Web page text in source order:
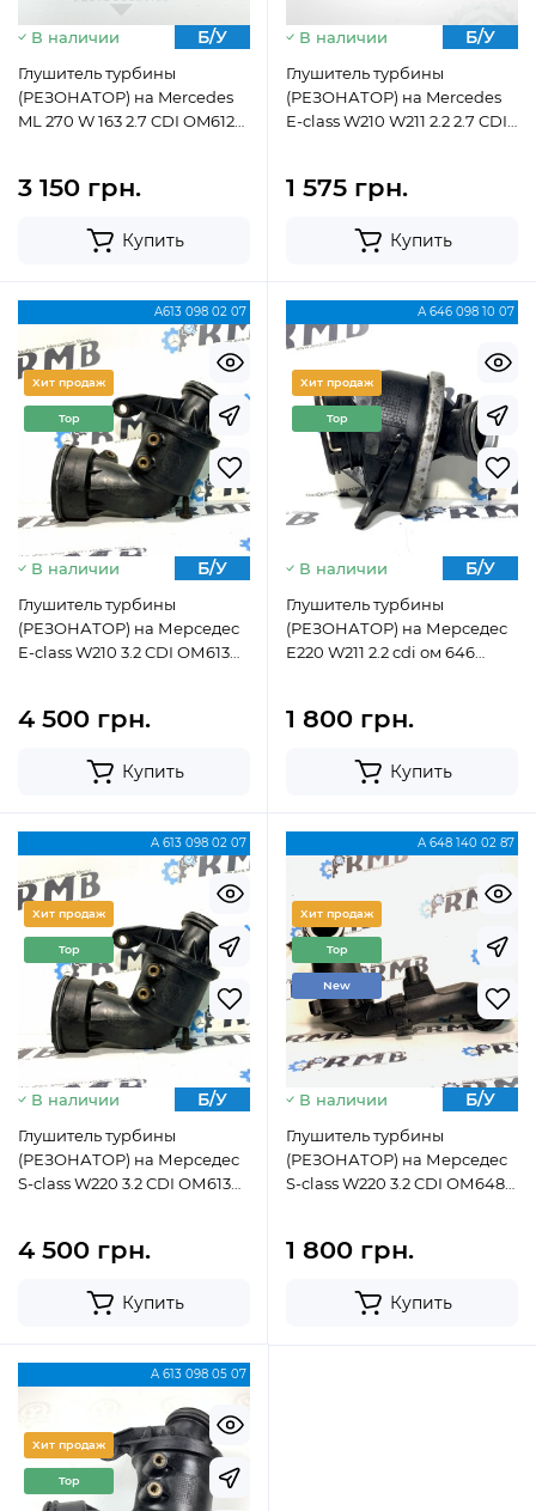
В наличии Б/У
Глушитель турбины
(РЕЗОНАТОР) на Mercedes
ML 270 W 163 2.7 CDI OM612
3 150 грн.
Купить
В наличии Б/У
Глушитель турбины
(РЕЗОНАТОР) на Mercedes
E-class W210 W211 2.2 2.7 CDI
1 575 грн.
Купить
A613 098 02 07
Хит продаж
Top
В наличии Б/У
Глушитель турбины
(РЕЗОНАТОР) на Мерседес
E-class W210 3.2 CDI ОМ613
4 500 грн.
Купить
А 646 098 10 07
Хит продаж
Top
В наличии Б/У
Глушитель турбины
(РЕЗОНАТОР) на Мерседес
E220 W211 2.2 cdi ом 646
1 800 грн.
Купить
A 613 098 02 07
Хит продаж
Top
В наличии Б/У
Глушитель турбины
(РЕЗОНАТОР) на Мерседес
S-class W220 3.2 CDI ОМ613
4 500 грн.
Купить
A 648 140 02 87
Хит продаж
Top
New
В наличии Б/У
Глушитель турбины
(РЕЗОНАТОР) на Мерседес
S-class W220 3.2 CDI ОМ648
1 800 грн.
Купить
A 613 098 05 07
Хит продаж
Top